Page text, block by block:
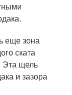
еще зона
ската
Эта щель
и зазора